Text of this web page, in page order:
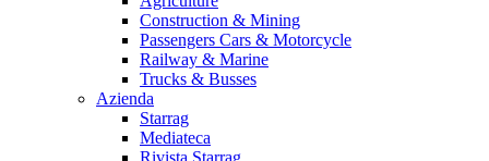
Construction & Mining
Passengers Cars & Motorcycle
Railway & Marine
Trucks & Busses
Azienda
Starrag
Mediateca
Rivista Starrag